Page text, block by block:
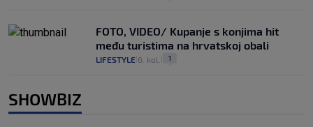
FOTO, VIDEO/ Kupanje s konjima hit
među turistima na hrvatskoj obali
LIFESTYLE 6. kol. 1
SHOWBIZ